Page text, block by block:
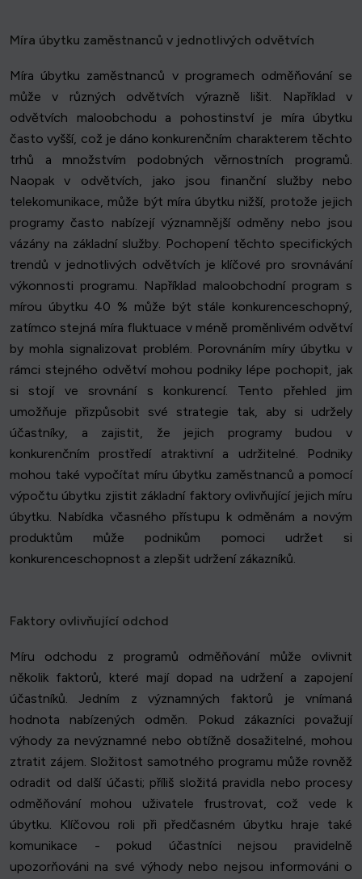
Míra úbytku zaměstnanců v jednotlivých odvětvích
Míra úbytku zaměstnanců v programech odměňování se
může v různých odvětvích výrazně lišit. Například v
odvětvích maloobchodu a pohostinství je míra úbytku
často vyšší, což je dáno konkurenčním charakterem těchto
trhů a množstvím podobných věrnostních programů.
Naopak v odvětvích, jako jsou finanční služby nebo
telekomunikace, může být míra úbytku nižší, protože jejich
programy často nabízejí významnější odměny nebo jsou
vázány na základní služby. Pochopení těchto specifických
trendů v jednotlivých odvětvích je klíčové pro srovnávání
výkonnosti programu. Například maloobchodní program s
mírou úbytku 40 % může být stále konkurenceschopný,
zatímco stejná míra fluktuace v méně proměnlivém odvětví
by mohla signalizovat problém. Porovnáním míry úbytku v
rámci stejného odvětví mohou podniky lépe pochopit, jak
si stojí ve srovnání s konkurencí. Tento přehled jim
umožňuje přizpůsobit své strategie tak, aby si udržely
účastníky, a zajistit, že jejich programy budou v
konkurenčním prostředí atraktivní a udržitelné. Podniky
mohou také vypočítat míru úbytku zaměstnanců a pomocí
výpočtu úbytku zjistit základní faktory ovlivňující jejich míru
úbytku. Nabídka včasného přístupu k odměnám a novým
produktům může podnikům pomoci udržet si
konkurenceschopnost a zlepšit udržení zákazníků.
Faktory ovlivňující odchod
Míru odchodu z programů odměňování může ovlivnit
několik faktorů, které mají dopad na udržení a zapojení
účastníků. Jedním z významných faktorů je vnímaná
hodnota nabízených odměn. Pokud zákazníci považují
výhody za nevýznamné nebo obtížně dosažitelné, mohou
ztratit zájem. Složitost samotného programu může rovněž
odradit od další účasti; příliš složitá pravidla nebo procesy
odměňování mohou uživatele frustrovat, což vede k
úbytku. Klíčovou roli při předčasném úbytku hraje také
komunikace - pokud účastníci nejsou pravidelně
upozorňováni na své výhody nebo nejsou informováni o